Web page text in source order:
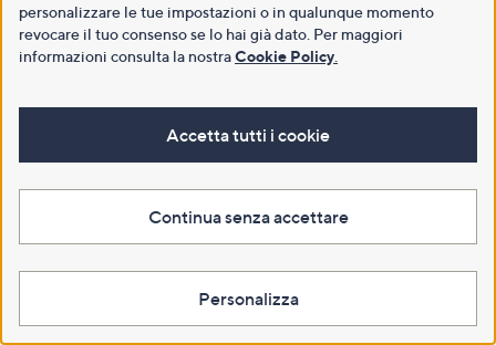
personalizzare le tue impostazioni o in qualunque momento
revocare il tuo consenso se lo hai già dato. Per maggiori
informazioni consulta la nostraCookie Policy
Accetta tutti i cookie
Continua senza accettare
Personalizza